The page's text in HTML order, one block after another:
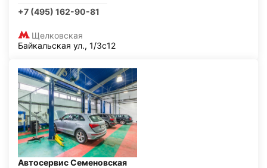
+7 (495) 162-90-81
Щелковская
Байкальская ул., 1/3с12
Автосервис Семеновская